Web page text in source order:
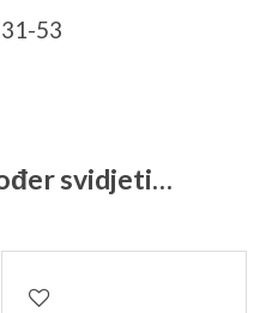
53
svidjeti…